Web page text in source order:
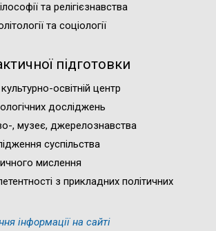
та релігієзнавства
та соціології
підготовки
освітній центр
досліджень
, музеє, джерелознавства
суспільства
мислення
з прикладних політичних
інформації на сайті